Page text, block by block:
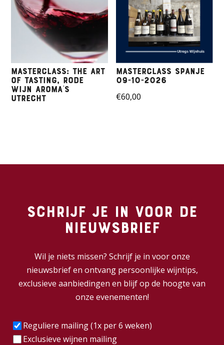
Masterclass: The art
of tasting, rode
wijn aroma’s
Utrecht
Masterclass Spanje
09-10-2026
€60,00
Schrijf je in voor de
nieuwsbrief
Wil je niets missen? Schrijf je in voor onze
nieuwsbrief en ontvang persoonlijke wijntips,
exclusieve aanbiedingen en blijf op de hoogte van
onze evenementen!
Frequentie(Vereist)
Reguliere mailing (1x per 6 weken)
Exclusieve wijnen mailing